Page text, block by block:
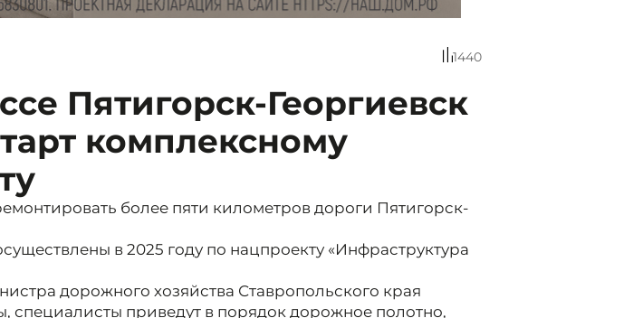
1440
Пятигорск-Георгиевск
комплексному
более пяти километров дороги Пятигорск-
в 2025 году по нацпроекту «Инфраструктура
дорожного хозяйства Ставропольского края
специалисты приведут в порядок дорожное полотно,